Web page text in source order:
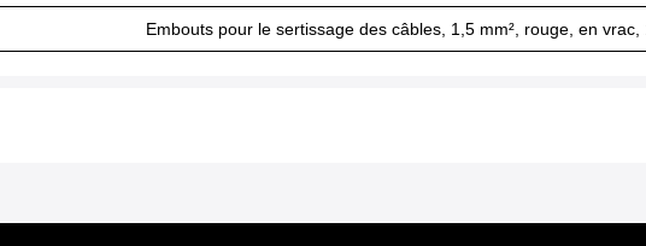
Embouts pour le sertissage des câbles, 1,5 mm², rouge, en vrac,